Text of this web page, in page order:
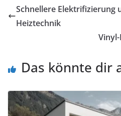
Schnellere Elektrifizierung
Heiztechnik
Das könnte dir